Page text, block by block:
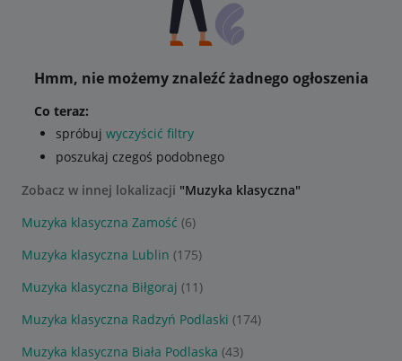
Hmm, nie możemy znaleźć żadnego ogłoszenia
Co teraz:
spróbuj wyczyścić filtry
poszukaj czegoś podobnego
Zobacz w innej lokalizacji "Muzyka klasyczna"
Muzyka klasyczna Zamość (6)
Muzyka klasyczna Lublin (175)
Muzyka klasyczna Biłgoraj (11)
Muzyka klasyczna Radzyń Podlaski (174)
Muzyka klasyczna Biała Podlaska (43)